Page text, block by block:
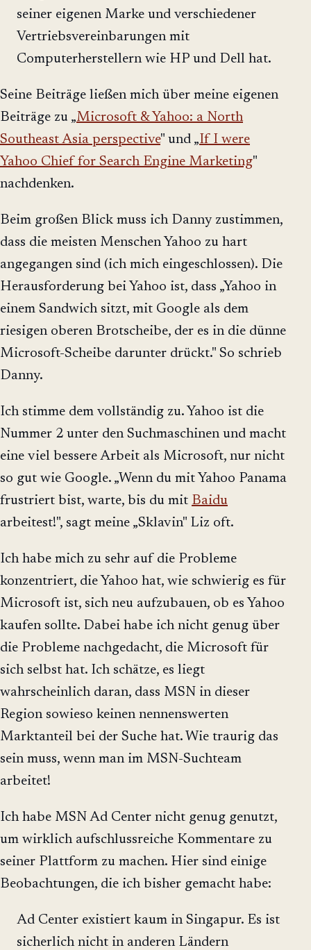
seiner eigenen Marke und verschiedener
Vertriebsvereinbarungen mit
Computerherstellern wie HP und Dell hat.
Seine Beiträge ließen mich über meine eigenen
Beiträge zu „Microsoft & Yahoo: a North
Southeast Asia perspective" und „If I were
Yahoo Chief for Search Engine Marketing"
nachdenken.
Beim großen Blick muss ich Danny zustimmen,
dass die meisten Menschen Yahoo zu hart
angegangen sind (ich mich eingeschlossen). Die
Herausforderung bei Yahoo ist, dass „Yahoo in
einem Sandwich sitzt, mit Google als dem
riesigen oberen Brotscheibe, der es in die dünne
Microsoft-Scheibe darunter drückt." So schrieb
Danny.
Ich stimme dem vollständig zu. Yahoo ist die
Nummer 2 unter den Suchmaschinen und macht
eine viel bessere Arbeit als Microsoft, nur nicht
so gut wie Google. „Wenn du mit Yahoo Panama
frustriert bist, warte, bis du mit Baidu
arbeitest!", sagt meine „Sklavin" Liz oft.
Ich habe mich zu sehr auf die Probleme
konzentriert, die Yahoo hat, wie schwierig es für
Microsoft ist, sich neu aufzubauen, ob es Yahoo
kaufen sollte. Dabei habe ich nicht genug über
die Probleme nachgedacht, die Microsoft für
sich selbst hat. Ich schätze, es liegt
wahrscheinlich daran, dass MSN in dieser
Region sowieso keinen nennenswerten
Marktanteil bei der Suche hat. Wie traurig das
sein muss, wenn man im MSN-Suchteam
arbeitet!
Ich habe MSN Ad Center nicht genug genutzt,
um wirklich aufschlussreiche Kommentare zu
seiner Plattform zu machen. Hier sind einige
Beobachtungen, die ich bisher gemacht habe:
Ad Center existiert kaum in Singapur. Es ist
sicherlich nicht in anderen Ländern